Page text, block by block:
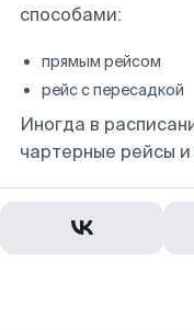
способами:
прямым рейсом
рейс с пересадкой
Иногда в
чартерные рейсы и